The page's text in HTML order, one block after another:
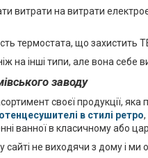
витрати на витрати
термостата, що захистить
на інші типи, але вона себе
заводу
своєї продукції, яка
в стилі ретро
ванної в класичному або
не виходячи з дому і ми